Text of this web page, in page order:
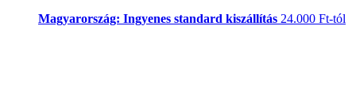
Magyarország: Ingyenes standard kiszállítás 24.000 Ft-tól